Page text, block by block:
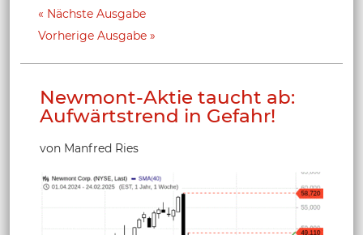
Nächste Ausgabe
Vorherige Ausgabe
Newmont-Aktie taucht ab:
Aufwärtstrend in Gefahr!
von Manfred Ries